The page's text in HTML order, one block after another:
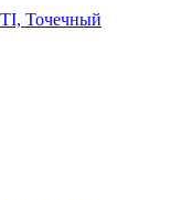
Точечный